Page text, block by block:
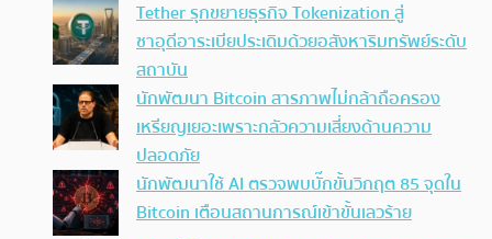
Tether รุกขยายธุรกิจ Tokenization สู่
ซาอุดีอาระเบียประเดิมด้วยอสังหาริมทรัพย์ระดับ
สถาบัน
นักพัฒนา Bitcoin สารภาพไม่กล้าถือครอง
เหรียญเยอะเพราะกลัวความเสี่ยงด้านความ
ปลอดภัย
นักพัฒนาใช้ AI ตรวจพบบั๊กขั้นวิกฤต 85 จุดใน
Bitcoin เตือนสถานการณ์เข้าขั้นเลวร้าย